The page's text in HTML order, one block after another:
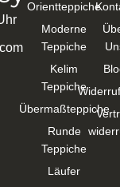
Orientteppiche
Moderne
Teppiche
Kelim
Teppiche
Übermaßteppiche
Runde
Teppiche
Läufer